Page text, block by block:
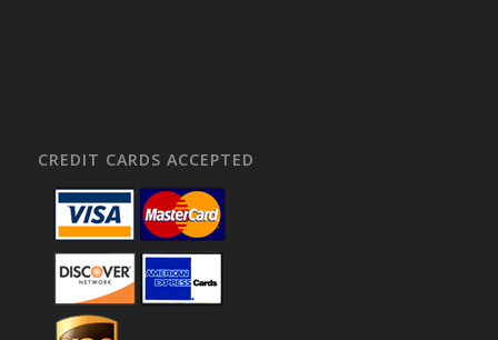
CREDIT CARDS ACCEPTED